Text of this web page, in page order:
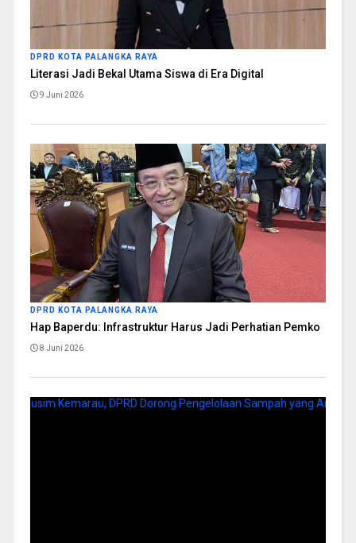
DPRD KOTA PALANGKA RAYA
Literasi Jadi Bekal Utama Siswa di Era Digital
9 Juni 2026
DPRD KOTA PALANGKA RAYA
Hap Baperdu: Infrastruktur Harus Jadi Perhatian Pemko
8 Juni 2026